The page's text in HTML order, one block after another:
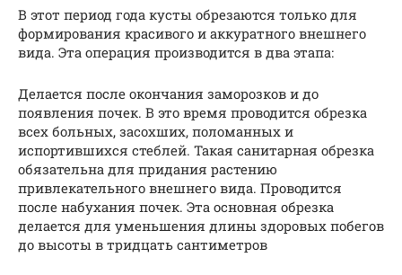
В этот период года кусты обрезаются только для
формирования красивого и аккуратного внешнего
вида. Эта операция производится в два этапа:
Делается после окончания заморозков и до
появления почек. В это время проводится обрезка
всех больных, засохших, поломанных и
испортившихся стеблей. Такая санитарная обрезка
обязательна для придания растению
привлекательного внешнего вида. Проводится
после набухания почек. Эта основная обрезка
делается для уменьшения длины здоровых побегов
до высоты в тридцать сантиметров